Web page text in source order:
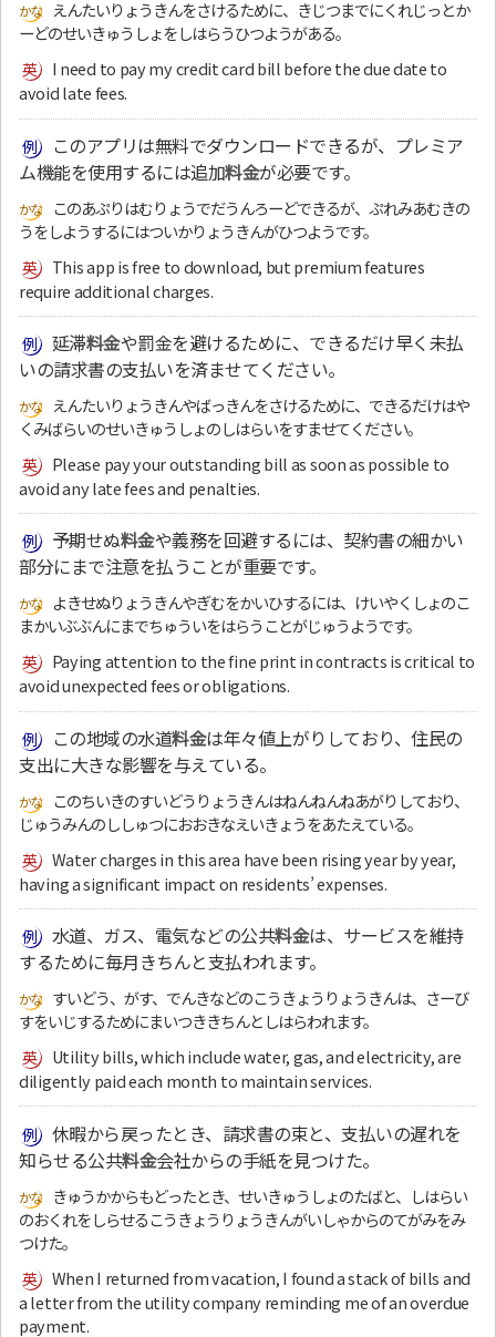
えんたいりょうきんをさけるために、きじつまでにくれじっとか
ーどのせいきゅうしょをしはらうひつようがある。
I need to pay my credit card bill before the due date to
avoid late fees.
このアプリは無料でダウンロードできるが、プレミア
ム機能を使用するには追加料金が必要です。
このあぷりはむりょうでだうんろーどできるが、ぷれみあむきの
うをしようするにはついかりょうきんがひつようです。
This app is free to download, but premium features
require additional charges.
延滞料金や罰金を避けるために、できるだけ早く未払
いの請求書の支払いを済ませてください。
えんたいりょうきんやばっきんをさけるために、できるだけはや
くみばらいのせいきゅうしょのしはらいをすませてください。
Please pay your outstanding bill as soon as possible to
avoid any late fees and penalties.
予期せぬ料金や義務を回避するには、契約書の細かい
部分にまで注意を払うことが重要です。
よきせぬりょうきんやぎむをかいひするには、けいやくしょのこ
まかいぶぶんにまでちゅういをはらうことがじゅうようです。
Paying attention to the fine print in contracts is critical to
avoid unexpected fees or obligations.
この地域の水道料金は年々値上がりしており、住民の
支出に大きな影響を与えている。
このちいきのすいどうりょうきんはねんねんねあがりしており、
じゅうみんのししゅつにおおきなえいきょうをあたえている。
Water charges in this area have been rising year by year,
having a significant impact on residents’ expenses.
水道、ガス、電気などの公共料金は、サービスを維持
するために毎月きちんと支払われます。
すいどう、がす、でんきなどのこうきょうりょうきんは、さーび
すをいじするためにまいつききちんとしはらわれます。
Utility bills, which include water, gas, and electricity, are
diligently paid each month to maintain services.
休暇から戻ったとき、請求書の束と、支払いの遅れを
知らせる公共料金会社からの手紙を見つけた。
きゅうかからもどったとき、せいきゅうしょのたばと、しはらい
のおくれをしらせるこうきょうりょうきんがいしゃからのてがみをみ
つけた。
When I returned from vacation, I found a stack of bills and
a letter from the utility company reminding me of an overdue
payment.